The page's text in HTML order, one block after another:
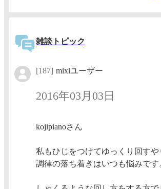
雑談トピック
[187] mixiユーザー
2016年03月03日
kojipianoさん
私もひじをつけてゆっくり回す
調律の落ち着きはいつも悩みです